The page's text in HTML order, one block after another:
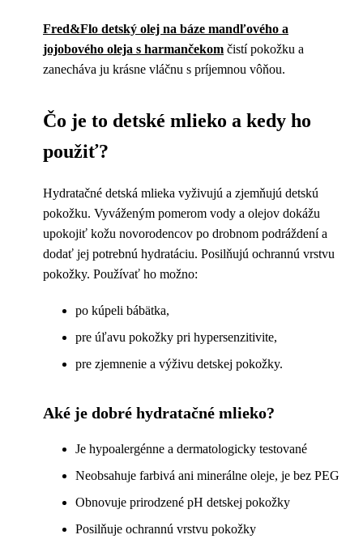
Fred&Flo detský olej na báze mandľového a
jojobového oleja s harmančekom čistí pokožku a
zanecháva ju krásne vláčnu s príjemnou vôňou.
Čo je to detské mlieko a kedy ho
použiť?
Hydratačné detská mlieka vyživujú a zjemňujú detskú
pokožku. Vyváženým pomerom vody a olejov dokážu
upokojiť kožu novorodencov po drobnom podráždení a
dodať jej potrebnú hydratáciu. Posilňujú ochrannú vrstvu
pokožky. Používať ho možno:
po kúpeli bábätka,
pre úľavu pokožky pri hypersenzitivite,
pre zjemnenie a výživu detskej pokožky.
Aké je dobré hydratačné mlieko?
Je hypoalergénne a dermatologicky testované
Neobsahuje farbivá ani minerálne oleje, je bez PEG
Obnovuje prirodzené pH detskej pokožky
Posilňuje ochrannú vrstvu pokožky